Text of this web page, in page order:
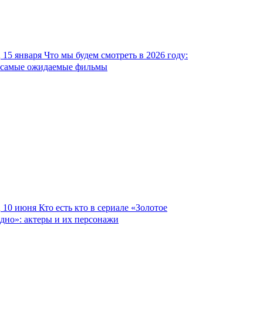
15 января Что мы будем смотреть в 2026 году:
самые ожидаемые фильмы
10 июня Кто есть кто в сериале «Золотое
дно»: актеры и их персонажи